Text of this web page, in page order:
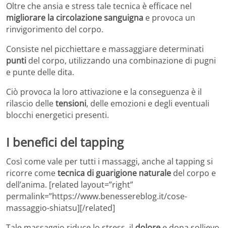
Oltre che ansia e stress tale tecnica è efficace nel
migliorare la circolazione sanguigna e provoca un
rinvigorimento del corpo.
Consiste nel picchiettare e massaggiare determinati
punti del corpo, utilizzando una combinazione di pugni
e punte delle dita.
Ciò provoca la loro attivazione e la conseguenza è il
rilascio delletensioni, delle emozioni e degli eventuali
blocchi energetici presenti.
I benefici del tapping
Così come vale per tutti i massaggi, anche al tapping si
ricorre cometecnica di guarigione naturale del corpo e
dell’anima. [related layout=”right”
permalink=”https://www.benessereblog.it/cose-
massaggio-shiatsu][/related]